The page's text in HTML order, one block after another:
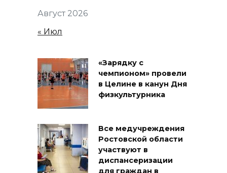
Август 2026
« Июл
«Зарядку с
чемпионом» провели
в Целине в канун Дня
физкультурника
Все медучреждения
Ростовской области
участвуют в
диспансеризации